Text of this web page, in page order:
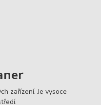
zařízení. Je vysoce